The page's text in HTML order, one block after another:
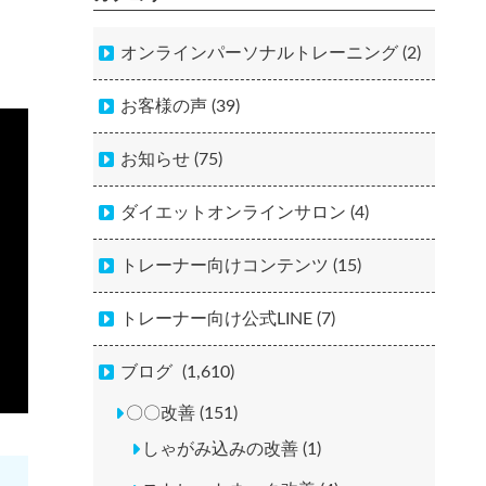
オンラインパーソナルトレーニング (2)
お客様の声 (39)
お知らせ (75)
ダイエットオンラインサロン (4)
トレーナー向けコンテンツ (15)
トレーナー向け公式LINE (7)
ブログ (1,610)
〇〇改善 (151)
しゃがみ込みの改善 (1)